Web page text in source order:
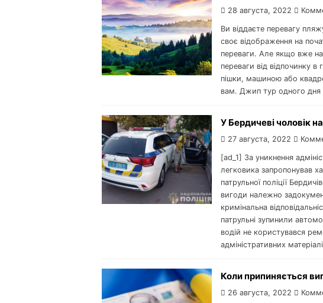
28 августа, 2022
Ви віддаєте перевагу
своє відображення на
переваги. Але якщо вже
переваги від відпочинку
пішки, машиною або
вам. Джип тур одного
У Бердичеві чоловік
27 августа, 2022
[ad_1] За уникнення
легковика запропонував
патрульної поліції
вигоди належно
кримінальна
патрульні зупинили
водій не користувався
адміністративних
Коли припиняється
26 августа, 2022